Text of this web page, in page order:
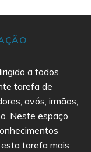
a todos
tarefa de
avós, irmãos,
Neste espaço,
tarefa mais